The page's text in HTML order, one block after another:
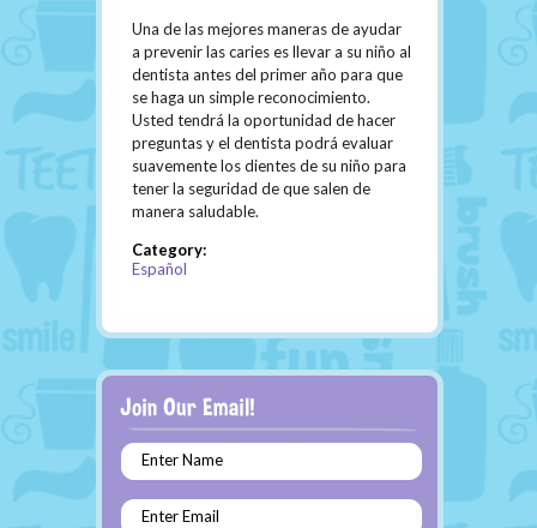
Una de las mejores maneras de ayudar
a prevenir las caries es llevar a su niño al
dentista antes del primer año para que
se haga un simple reconocimiento.
Usted tendrá la oportunidad de hacer
preguntas y el dentista podrá evaluar
suavemente los dientes de su niño para
tener la seguridad de que salen de
manera saludable.
Category:
Español
Enter Name
Enter Email